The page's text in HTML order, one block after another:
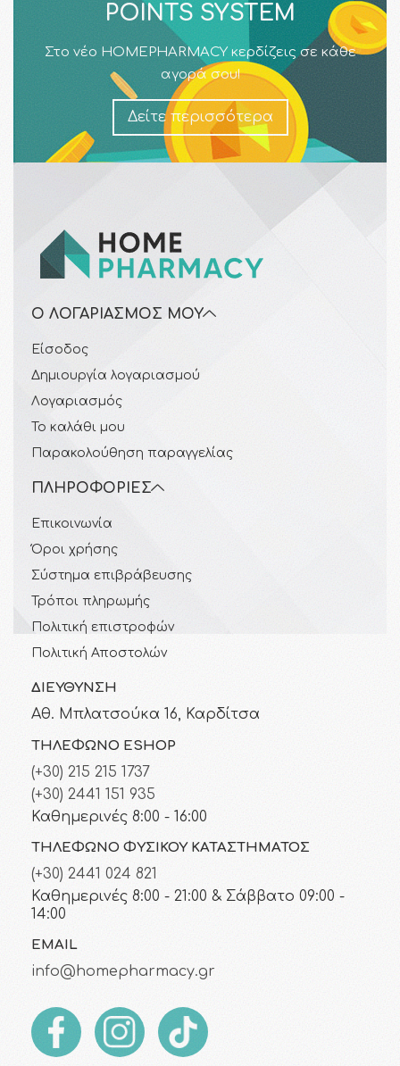
POINTS SYSTEM
Στο νέο HOMEPHARMACY κερδίζεις σε κάθε
αγορά σου!
Δείτε περισσότερα
Ο ΛΟΓΑΡΙΑΣΜΌΣ ΜΟΥ
Είσοδος
Δημιουργία λογαριασμού
Λογαριασμός
Το καλάθι μου
Παρακολούθηση παραγγελίας
ΠΛΗΡΟΦΟΡΊΕΣ
Επικοινωνία
Όροι χρήσης
Σύστημα επιβράβευσης
Τρόποι πληρωμής
Πολιτική επιστροφών
Πολιτική Αποστολών
ΔΙΕΎΘΥΝΣΗ
Αθ. Μπλατσούκα 16, Καρδίτσα
ΤΗΛΈΦΩΝΟ ESHOP
(+30) 215 215 1737
(+30) 2441 151 935
Καθημερινές 8:00 - 16:00
ΤΗΛΈΦΩΝΟ ΦΥΣΙΚΟΎ ΚΑΤΑΣΤΉΜΑΤΟΣ
(+30) 2441 024 821
Καθημερινές 8:00 - 21:00 & Σάββατο 09:00 -
14:00
EMAIL
info@homepharmacy.gr